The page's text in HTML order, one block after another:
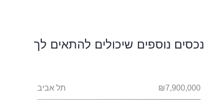
נכסים נוספים שיכולים להתאים לך
₪7,900,000 תל אביב